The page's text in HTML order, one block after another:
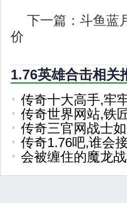
下一篇： 斗鱼蓝
价
1.76英雄合击相关
传奇十大高手,牢
传奇世界网站,铁
传奇三官网战士
传奇1.76吧,谁会
会被缠住的魔龙